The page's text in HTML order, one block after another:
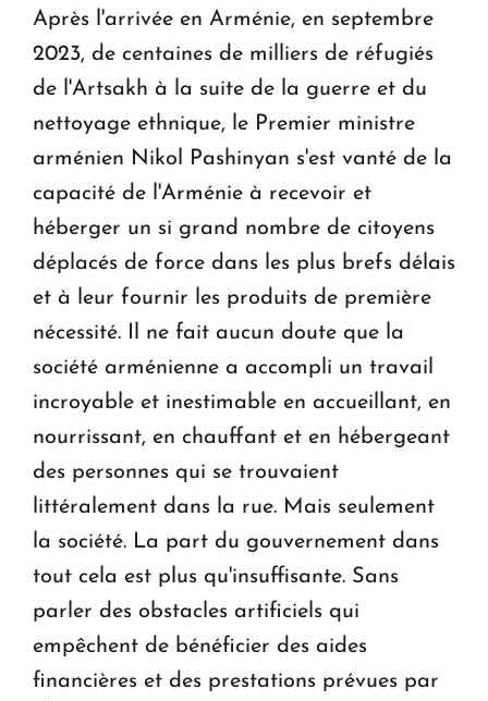
Après l'arrivée en Arménie, en septembre
2023, de centaines de milliers de réfugiés
de l'Artsakh à la suite de la guerre et du
nettoyage ethnique, le Premier ministre
arménien Nikol Pashinyan s'est vanté de la
capacité de l'Arménie à recevoir et
héberger un si grand nombre de citoyens
déplacés de force dans les plus brefs délais
et à leur fournir les produits de première
nécessité. Il ne fait aucun doute que la
société arménienne a accompli un travail
incroyable et inestimable en accueillant, en
nourrissant, en chauffant et en hébergeant
des personnes qui se trouvaient
littéralement dans la rue. Mais seulement
la société. La part du gouvernement dans
tout cela est plus qu'insuffisante. Sans
parler des obstacles artificiels qui
empêchent de bénéficier des aides
financières et des prestations prévues par